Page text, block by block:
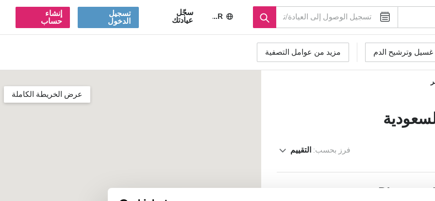
AR سجّل
عيادتك
تسجيل
الدخول
إنشاء
حساب
غسيل وترشيح الدم مزيد من عوامل التصفية
فرز بحسب:التقييم
Diaverum
عرض الخريطة الكاملة